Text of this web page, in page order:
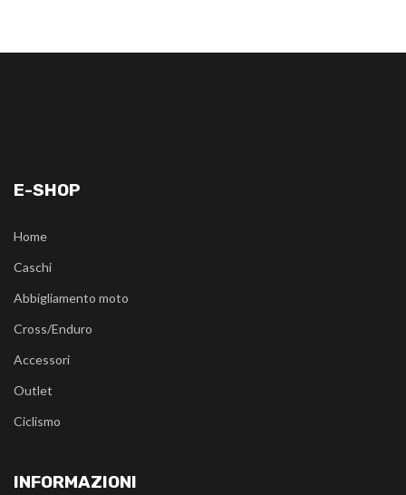
E-SHOP
Home
Caschi
Abbigliamento moto
Cross/Enduro
Accessori
Outlet
Ciclismo
INFORMAZIONI